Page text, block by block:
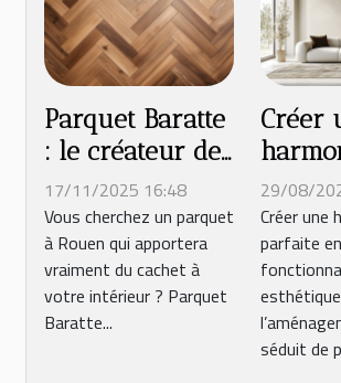
Parquet Baratte
: le créateur de
parquet de
confiance à
Rouen
17/11/2025 16:48
Vous cherchez un parquet
à Rouen qui apportera
vraiment du cachet à
votre intérieur ? Parquet
Baratte...
Créer
allier
29/08/
Créer une
parfaite
séduit de